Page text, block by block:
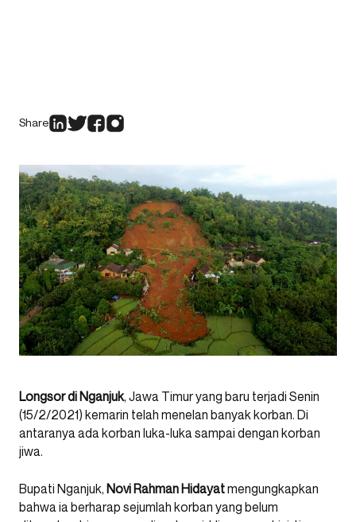
Share
Longsor di Nganjuk, Jawa Timur yang baru terjadi Senin
(15/2/2021) kemarin telah menelan banyak korban. Di
antaranya ada korban luka-luka sampai dengan korban
jiwa.
Bupati Nganjuk, Novi Rahman Hidayatmengungkapkan
bahwa ia berharap sejumlah korban yang belum